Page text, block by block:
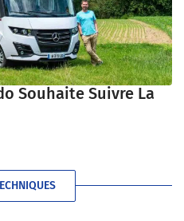
Souhaite Suivre La